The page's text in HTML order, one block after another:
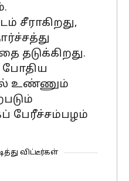
சீராகிறது,
தடுக்கிறது.
போதிய
உண்ணும்
பேரீச்சம்பழம்
விட்டீர்கள்